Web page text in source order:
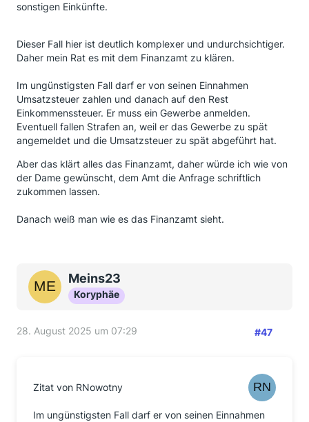
sonstigen Einkünfte.
Dieser Fall hier ist deutlich komplexer und undurchsichtiger.
Daher mein Rat es mit dem Finanzamt zu klären.
Im ungünstigsten Fall darf er von seinen Einnahmen
Umsatzsteuer zahlen und danach auf den Rest
Einkommenssteuer. Er muss ein Gewerbe anmelden.
Eventuell fallen Strafen an, weil er das Gewerbe zu spät
angemeldet und die Umsatzsteuer zu spät abgeführt hat.
Aber das klärt alles das Finanzamt, daher würde ich wie von
der Dame gewünscht, dem Amt die Anfrage schriftlich
zukommen lassen.
Danach weiß man wie es das Finanzamt sieht.
Meins23
Koryphäe
28. August 2025 um 07:29 #47
Zitat von RNowotny
Im ungünstigsten Fall darf er von seinen Einnahmen